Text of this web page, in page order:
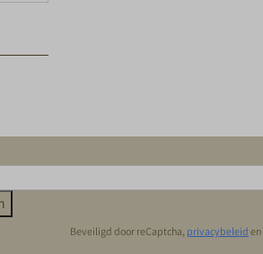
Beveiligd door reCaptcha, privacybeleid en